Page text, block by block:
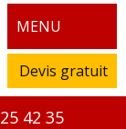
MENU
Devis gratuit
42 35